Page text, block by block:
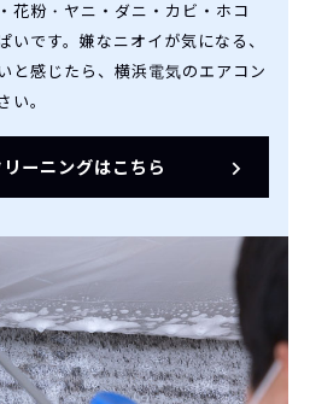
花粉・ヤニ・ダニ・カビ・ホコ
いです。嫌なニオイが気になる、
と感じたら、横浜電気のエアコン
い。
ーニングはこちら